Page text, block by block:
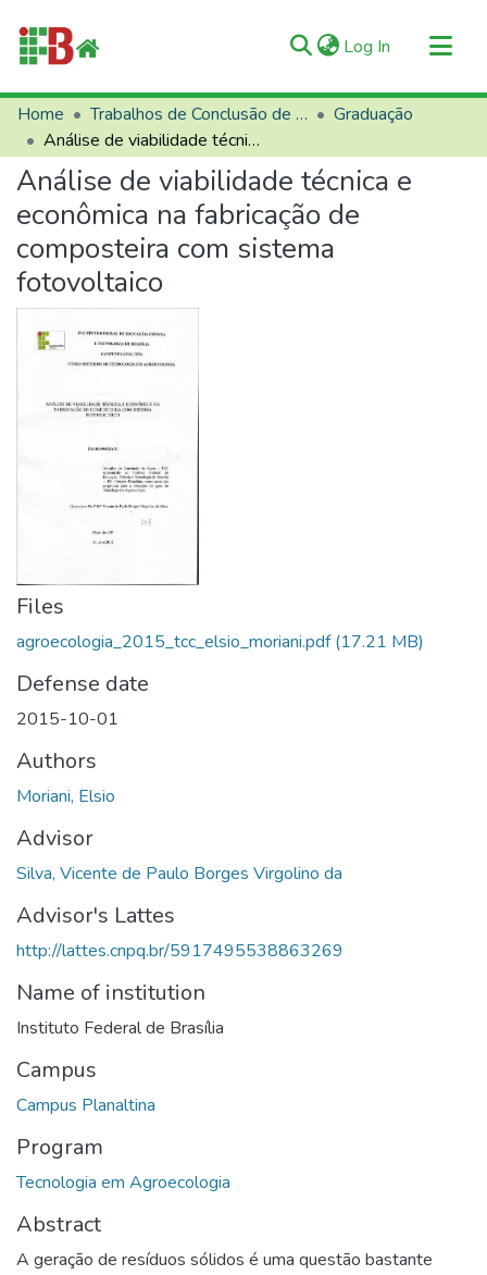
Log In (current)
Communities & Collections
All of RIIFB
Manuals and Terms
Statistics
About RIIFB
Help
Home Trabalhos de Conclusão de Curso (TCCs)
Graduação
Análise de viabilidade técnica e econômica na fabricação de composteira com sistema fotovoltaico
Análise de viabilidade técnica e
econômica na fabricação de
composteira com sistema
fotovoltaico
Files
agroecologia_2015_tcc_elsio_moriani.pdf(17.21 MB)
Defense date
2015-10-01
Authors
Moriani, Elsio
Advisor
Silva, Vicente de Paulo Borges Virgolino da
Advisor's Lattes
http://lattes.cnpq.br/5917495538863269
Name of institution
Instituto Federal de Brasília
Campus
Campus Planaltina
Program
Tecnologia em Agroecologia
Abstract
A geração de resíduos sólidos é uma questão bastante